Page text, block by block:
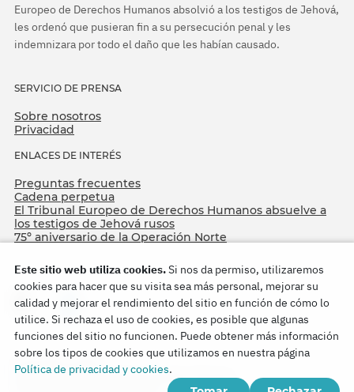
Europeo de Derechos Humanos absolvió a los testigos de Jehová,
les ordenó que pusieran fin a su persecución penal y les
indemnizara por todo el daño que les habían causado.
SERVICIO DE PRENSA
Sobre nosotros
Privacidad
ENLACES DE INTERÉS
Preguntas frecuentes
Cadena perpetua
El Tribunal Europeo de Derechos Humanos absuelve a
los testigos de Jehová rusos
75º aniversario de la Operación Norte
Copyright © 2026
Watch Tower Bible and Tract Society of Korea.
Este sitio web utiliza cookies.Si nos da permiso, utilizaremos
cookies para hacer que su visita sea más personal, mejorar su
calidad y mejorar el rendimiento del sitio en función de cómo lo
utilice. Si rechaza el uso de cookies, es posible que algunas
funciones del sitio no funcionen. Puede obtener más información
sobre los tipos de cookies que utilizamos en nuestra página
Política de privacidad y cookies.